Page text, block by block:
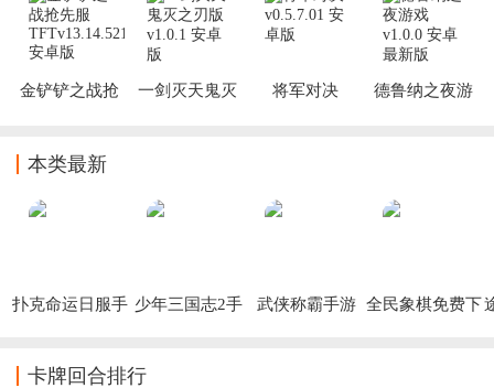
金铲铲之战抢
一剑灭天鬼灭
将军对决
德鲁纳之夜游
本类最新
扑克命运日服手 少年三国志2手
武侠称霸手游 全民象棋免费下
卡牌回合排行